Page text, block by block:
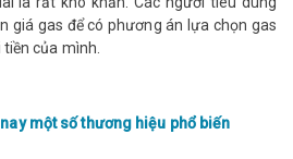
giá gas để có phương án lựa chọn gas
của mình.
một số thương hiệu phổ biến